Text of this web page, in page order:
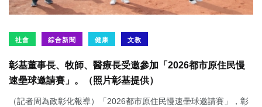
社會 綜合新聞 健康 文教
彰基董事長、牧師、醫療長受邀參加「2026都市原住民慢
速壘球邀請賽」。（照片彰基提供）
（記者周為政彰化報導）「2026都市原住民慢速壘球邀請賽」，彰